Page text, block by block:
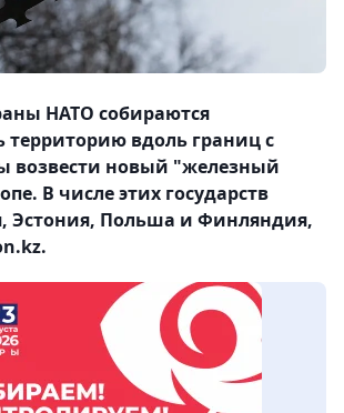
НАТО собираются
вдоль границ с
возвести новый "железный
В числе этих государств
Эстония, Польша и Финляндия,